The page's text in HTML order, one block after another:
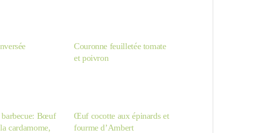
Couronne feuilletée tomate
et poivron
barbecue: Bœuf
cardamome,
Œuf cocotte aux épinards et
fourme d’Ambert